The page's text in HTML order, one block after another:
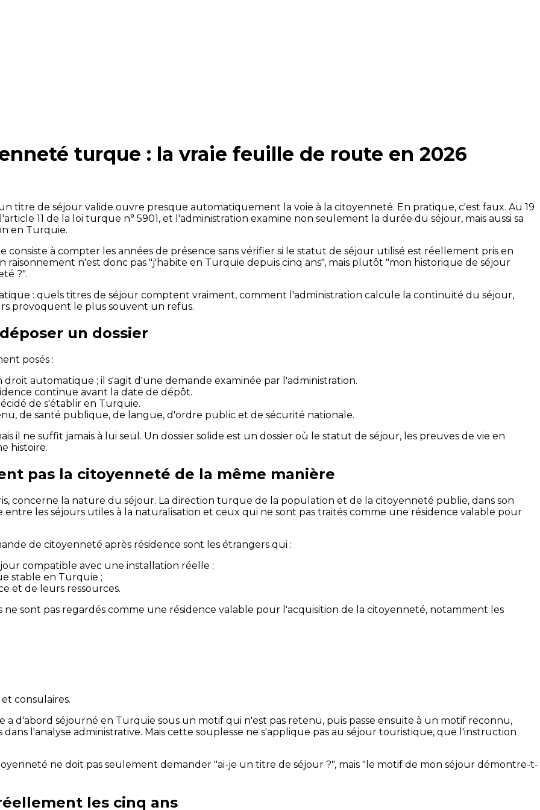
turque : la vraie feuille de route en 2026
titre de séjour valide ouvre presque automatiquement la voie à la citoyenneté. En pratique, c'est faux. Au 19
11 de la loi turque n° 5901, et l'administration examine non seulement la durée du séjour, mais aussi sa
en Turquie.
à compter les années de présence sans vérifier si le statut de séjour utilisé est réellement pris en
n'est donc pas "j'habite en Turquie depuis cinq ans", mais plutôt "mon historique de séjour
?".
: quels titres de séjour comptent vraiment, comment l'administration calcule la continuité du séjour,
provoquent le plus souvent un refus.
un dossier
posés :
automatique ; il s'agit d'une demande examinée par l'administration.
continue avant la date de dépôt.
de s'établir en Turquie.
de santé publique, de langue, d'ordre public et de sécurité nationale.
il ne suffit jamais à lui seul. Un dossier solide est un dossier où le statut de séjour, les preuves de vie en
histoire.
pas la citoyenneté de la même manière
concerne la nature du séjour. La direction turque de la population et de la citoyenneté publie, dans son
les séjours utiles à la naturalisation et ceux qui ne sont pas traités comme une résidence valable pour
de citoyenneté après résidence sont les étrangers qui :
compatible avec une installation réelle ;
stable en Turquie ;
et de leurs ressources.
ne sont pas regardés comme une résidence valable pour l'acquisition de la citoyenneté, notamment les
consulaires.
d'abord séjourné en Turquie sous un motif qui n'est pas retenu, puis passe ensuite à un motif reconnu,
l'analyse administrative. Mais cette souplesse ne s'applique pas au séjour touristique, que l'instruction
ne doit pas seulement demander "ai-je un titre de séjour ?", mais "le motif de mon séjour démontre-t-
les cinq ans